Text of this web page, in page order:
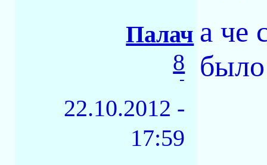
Палач
8
-
22.10.2012 -
17:59
а че